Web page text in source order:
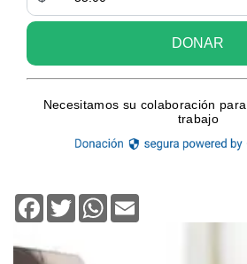
Facebook
TwitterWhatsApp